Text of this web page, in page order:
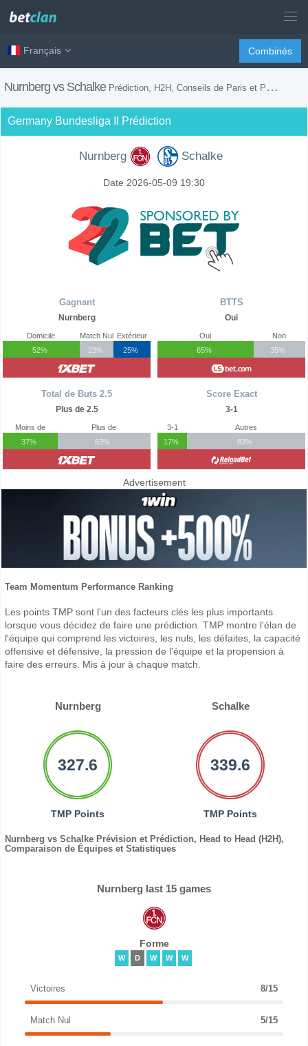
Français Combinés
Nurnberg vs Schalke Prédiction, H2H, Conseils de Paris et Prévision du Match
Germany Bundesliga II Prédiction
Nurnberg Schalke
Date 2026-05-09 19:30
Gagnant
Nurnberg
Domicile
52%
Match Nul
23%
Extérieur
25%
Total de Buts 2.5
Plus de 2.5
Moins de
37%
Plus de
63%
BTTS
Oui
Oui
65%
Non
35%
Score Exact
3-1
3-1
17%
Autres
83%
Advertisement
Team Momentum Performance Ranking
Les points TMP sont l'un des facteurs clés les plus importants
lorsque vous décidez de faire une prédiction. TMP montre l'élan de
l'équipe qui comprend les victoires, les nuls, les défaites, la capacité
offensive et défensive, la pression de l'équipe et la propension à
faire des erreurs. Mis à jour à chaque match.
Nurnberg Schalke
327.6
TMP Points
339.6
TMP Points
Nurnberg vs Schalke Prévision et Prédiction, Head to Head (H2H),
Comparaison de Équipes et Statistiques
Nurnberg last 15 games
Forme
W D W W W
Victoires 8/15
Match Nul 5/15